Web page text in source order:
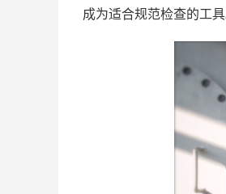
成为适合规范检查的工